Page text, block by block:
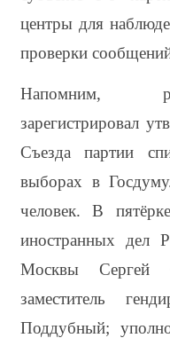
центры для
проверки
Напомним,
зарегистрировал
Съезда партии
выборах в
человек. В
иностранных дел
Москвы Сергей
заместитель
Поддубный;